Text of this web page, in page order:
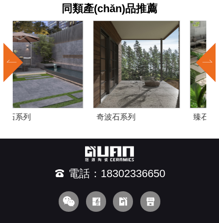
同類產(chǎn)品推薦
奇波石系列 臻石系列
電話：18302336650